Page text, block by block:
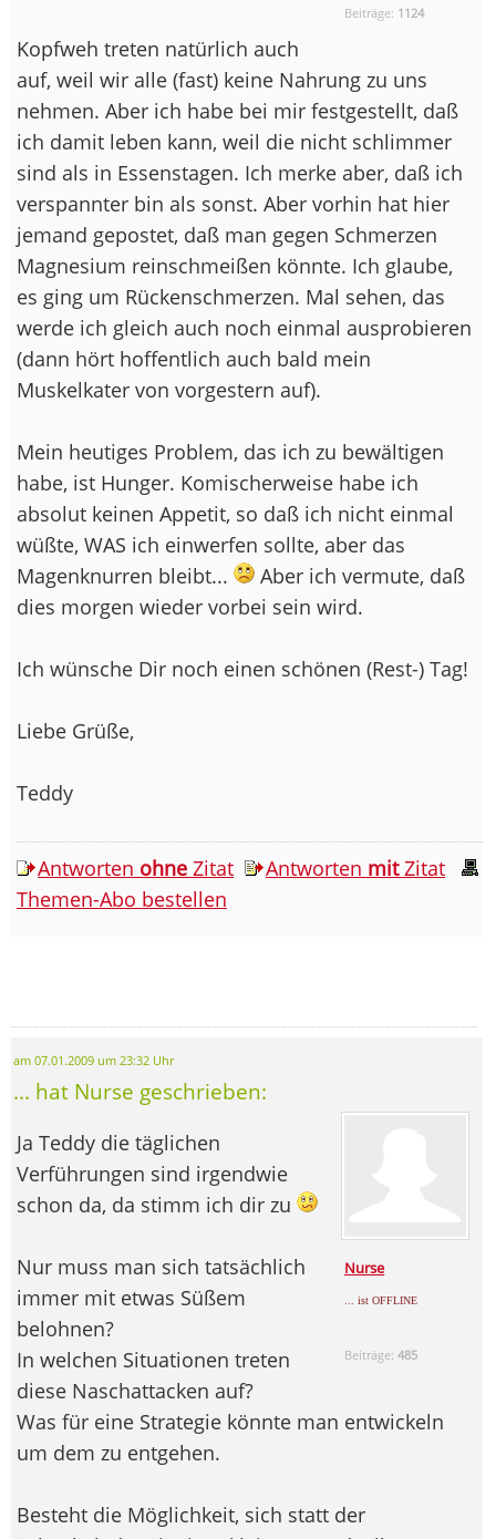
Beiträge: 1124
Kopfweh treten natürlich auch
auf, weil wir alle (fast) keine Nahrung zu uns
nehmen. Aber ich habe bei mir festgestellt, daß
ich damit leben kann, weil die nicht schlimmer
sind als in Essenstagen. Ich merke aber, daß ich
verspannter bin als sonst. Aber vorhin hat hier
jemand gepostet, daß man gegen Schmerzen
Magnesium reinschmeißen könnte. Ich glaube,
es ging um Rückenschmerzen. Mal sehen, das
werde ich gleich auch noch einmal ausprobieren
(dann hört hoffentlich auch bald mein
Muskelkater von vorgestern auf).
Mein heutiges Problem, das ich zu bewältigen
habe, ist Hunger. Komischerweise habe ich
absolut keinen Appetit, so daß ich nicht einmal
wüßte, WAS ich einwerfen sollte, aber das
Magenknurren bleibt...
Aber ich vermute, daß
dies morgen wieder vorbei sein wird.
Ich wünsche Dir noch einen schönen (Rest-) Tag!
Liebe Grüße,
Teddy
Antworten ohne Zitat Antworten mitZitat
Themen-Abo bestellen
am 07.01.2009 um 23:32 Uhr
... hat Nurse geschrieben:
Nurse
... ist OFFLINE
Beiträge:485
Ja Teddy die täglichen
Verführungen sind irgendwie
schon da, da stimm ich dir zu
Nur muss man sich tatsächlich
immer mit etwas Süßem
belohnen?
In welchen Situationen treten
diese Naschattacken auf?
Was für eine Strategie könnte man entwickeln
um dem zu entgehen.
Besteht die Möglichkeit, sich statt der